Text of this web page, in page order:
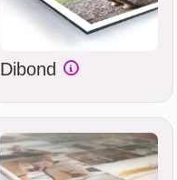
Dibond